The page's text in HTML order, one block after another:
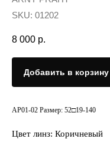
SKU: 01202
8 000 р.
Добавить в корзину
AP01-02 Размер: 52□19-140
Цвет линз: Коричневый